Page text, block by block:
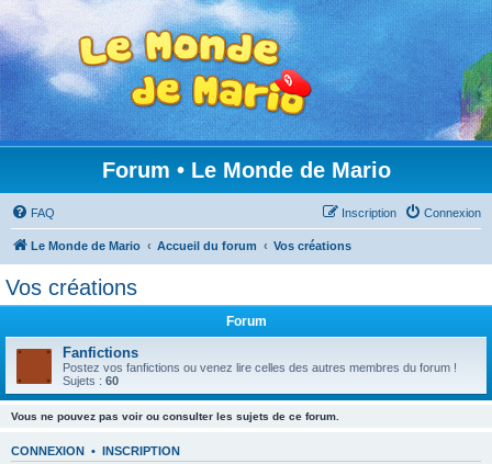
Forum • Le Monde de Mario
FAQ Connexion
Inscription
Le Monde de Mario Accueil du forum Vos créations
Vos créations
Forum
Fanfictions
Postez vos fanfictions ou venez lire celles des autres membres du forum !
Sujets : 60
Vous ne pouvez pas voir ou consulter les sujets de ce forum.
CONNEXION • INSCRIPTION